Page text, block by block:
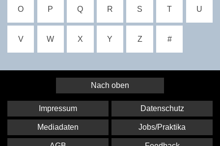
O P Q R S T U
V W X Y Z #
Nach oben
Impressum Datenschutz
Mediadaten Jobs/Praktika